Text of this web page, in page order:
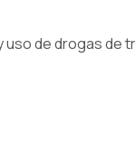
uso de drogas